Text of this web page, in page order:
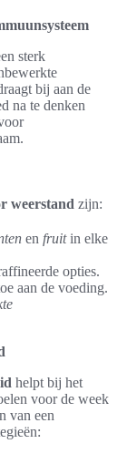
sterk
bij aan de
na te denken
weerstand zijn:
en fruitin elke
opties.
aan de voeding.
helpt bij het
voor de week
van een